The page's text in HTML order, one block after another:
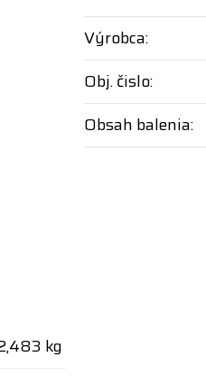
Výrobca:
Obj. čislo:
Obsah balenia:
kg